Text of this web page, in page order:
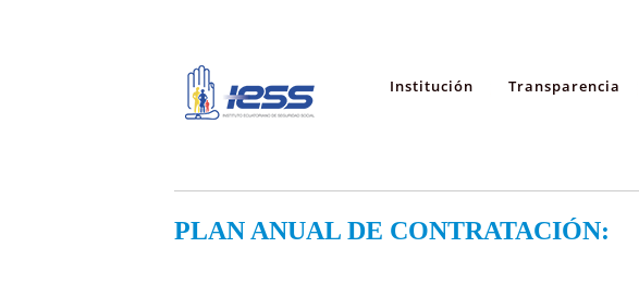
Institución Transparencia
PLAN ANUAL DE CONTRATACIÓN: